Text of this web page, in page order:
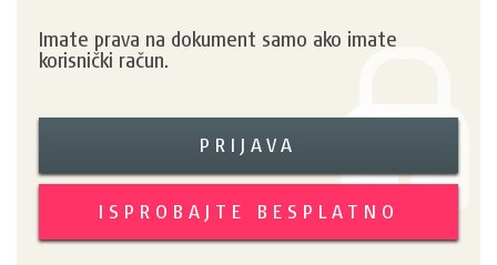
Imate prava na dokument samo ako imate
korisnički račun.
PRIJAVA
ISPROBAJTE BESPLATNO